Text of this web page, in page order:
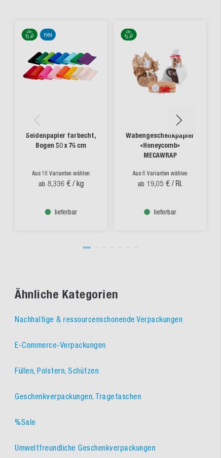
neu
Seidenpapier farbecht,
Bogen 50 x 76 cm
Aus 16 Varianten wählen
ab 8,336 € / kg
lieferbar
Wabengeschenkpapier
«Honeycomb»
MECAWRAP
Aus 6 Varianten wählen
ab 19,05 € / Rl.
lieferbar
Ähnliche Kategorien
Nachhaltige & ressourcenschonende Verpackungen
E-Commerce-Verpackungen
Füllen, Polstern, Schützen
Geschenkverpackungen, Tragetaschen
%Sale
Umweltfreundliche Geschenkverpackungen